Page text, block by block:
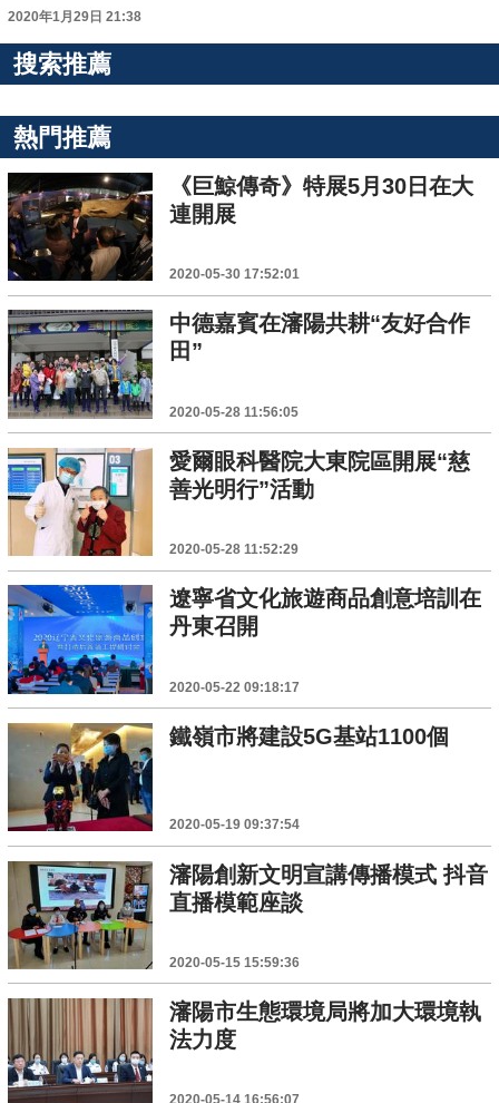
2020年1月29日 21:38
搜索推薦
熱門推薦
《巨鯨傳奇》特展5月30日在大
連開展
2020-05-30 17:52:01
中德嘉賓在瀋陽共耕“友好合作
田”
2020-05-28 11:56:05
愛爾眼科醫院大東院區開展“慈
善光明行”活動
2020-05-28 11:52:29
遼寧省文化旅遊商品創意培訓在
丹東召開
2020-05-22 09:18:17
鐵嶺市將建設5G基站1100個
2020-05-19 09:37:54
瀋陽創新文明宣講傳播模式 抖音
直播模範座談
2020-05-15 15:59:36
瀋陽市生態環境局將加大環境執
法力度
2020-05-14 16:56:07